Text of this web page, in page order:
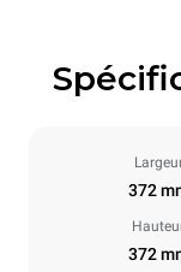
372
372